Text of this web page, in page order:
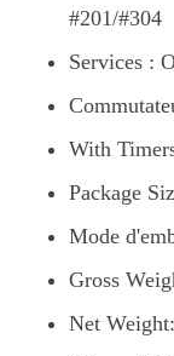
#201/#304
Services :
With
Package
Mode
Gross
Net